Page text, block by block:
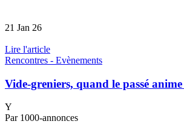
21 Jan 26
Lire l'article
Rencontres - Evènements
Vide-greniers, quand le passé
Y
Par 1000-annonces